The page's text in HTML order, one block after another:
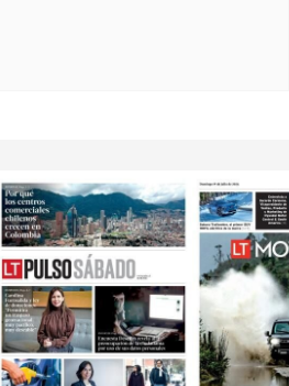
Opens in new window Opens in